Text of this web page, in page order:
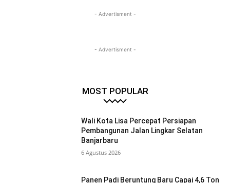
- Advertisment -
- Advertisment -
MOST POPULAR
Wali Kota Lisa Percepat Persiapan
Pembangunan Jalan Lingkar Selatan
Banjarbaru
6 Agustus 2026
Panen Padi Beruntung Baru Capai 4,6 Ton